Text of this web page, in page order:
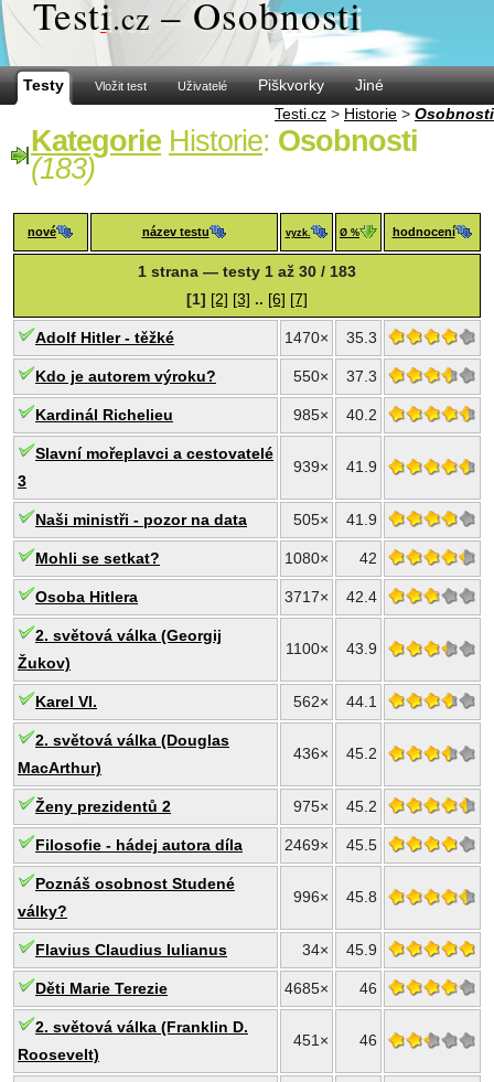
Testi.cz – Osobnosti
Testy Vložit test Uživatelé Piškvorky
Jiné
Testi.cz > Historie > Osobnosti
Kategorie Historie: Osobnosti
(183)
nové název testu vyzk. Ø % hodnocení
1 strana — testy 1 až 30 / 183
[1] [2] [3] .. [6] [7]
Adolf Hitler - těžké 1470× 35.3
Kdo je autorem výroku? 550× 37.3
Kardinál Richelieu 985× 40.2
Slavní mořeplavci a cestovatelé
3
939× 41.9
Naši ministři - pozor na data 505× 41.9
Mohli se setkat? 1080× 42
Osoba Hitlera 3717× 42.4
2. světová válka (Georgij
Žukov)
1100× 43.9
Karel VI. 562× 44.1
2. světová válka (Douglas
MacArthur)
436× 45.2
Ženy prezidentů 2 975× 45.2
Filosofie - hádej autora díla 2469× 45.5
Poznáš osobnost Studené
války?
996× 45.8
Flavius Claudius Iulianus 34× 45.9
Děti Marie Terezie 4685× 46
2. světová válka (Franklin D.
Roosevelt)
451× 46